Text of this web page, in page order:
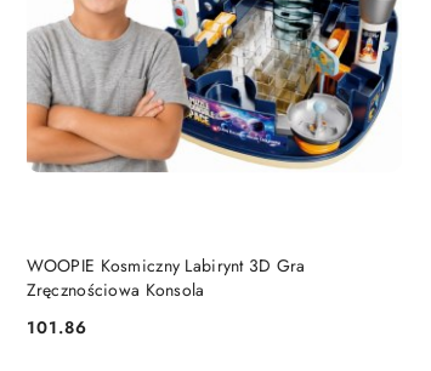
WOOPIE Kosmiczny Labirynt 3D Gra
Zręcznościowa Konsola
Cena:
101.86
DO KOSZYKA